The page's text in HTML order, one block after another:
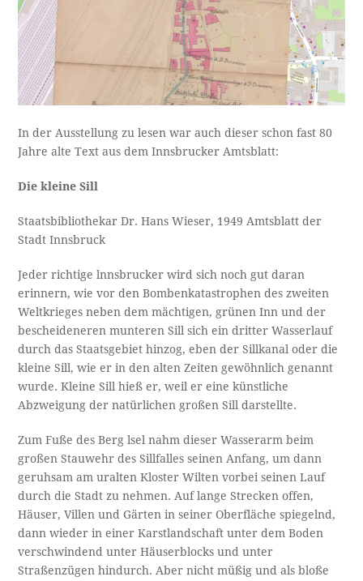
In der Ausstellung zu lesen war auch dieser schon fast 80
Jahre alte Text aus dem Innsbrucker Amtsblatt:
Die kleine Sill
Staatsbibliothekar Dr. Hans Wieser, 1949 Amtsblatt der
Stadt Innsbruck
Jeder richtige lnnsbrucker wird sich noch gut daran
erinnern, wie vor den Bombenkatastrophen des zweiten
Weltkrieges neben dem mächtigen, grünen Inn und der
bescheideneren munteren Sill sich ein dritter Wasserlauf
durch das Staatsgebiet hinzog, eben der Sillkanal oder die
kleine Sill, wie er in den alten Zeiten gewöhnlich genannt
wurde. Kleine Sill hieß er, weil er eine künstliche
Abzweigung der natürlichen großen Sill darstellte.
Zum Fuße des Berg lsel nahm dieser Wasserarm beim
großen Stauwehr des Sillfalles seinen Anfang, um dann
geruhsam am uralten Kloster Wilten vorbei seinen Lauf
durch die Stadt zu nehmen. Auf lange Strecken offen,
Häuser, Villen und Gärten in seiner Oberfläche spiegelnd,
dann wieder in einer Karstlandschaft unter dem Boden
verschwindend unter Häuserblocks und unter
Straßenzügen hindurch. Aber nicht müßig und als bloße